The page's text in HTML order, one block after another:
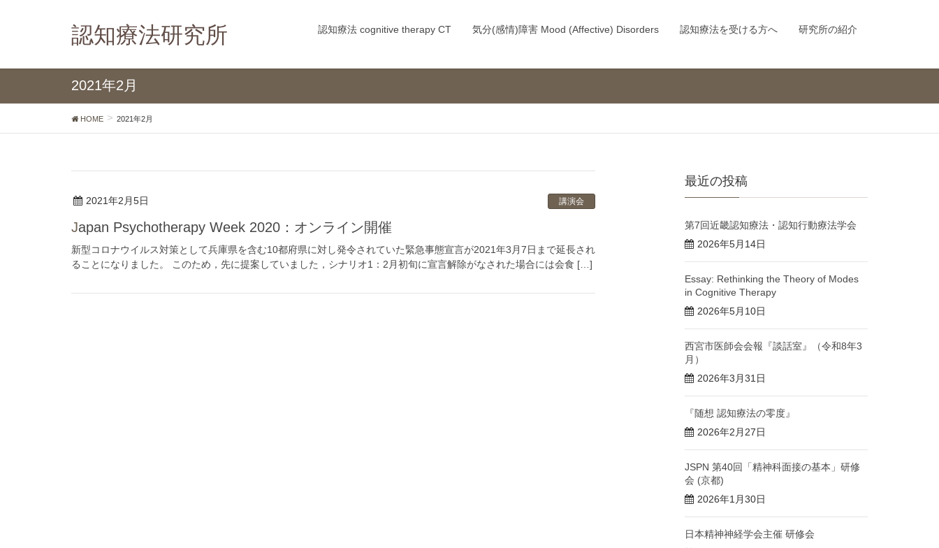
認知療法研究所 認知療法 cognitive therapy CT 気分(感情)障害 Mood (Affective) Disorders 認知療法を受ける方へ 研究所の紹介
2021年2月
HOME 2021年2月
2021年2月5日 講演会
Japan Psychotherapy Week 2020：オンライン開催
新型コロナウイルス対策として兵庫県を含む10都府県に対し発令されていた緊急事態宣言が2021年3月7日まで延長され
ることになりました。 このため，先に提案していました，シナリオ1：2月初旬に宣言解除がなされた場合には会食 […]
最近の投稿
第7回近畿認知療法・認知行動療法学会
2026年5月14日
Essay: Rethinking the Theory of Modes
in Cognitive Therapy
2026年5月10日
西宮市医師会会報『談話室』（令和8年3
月）
2026年3月31日
『随想 認知療法の零度』
2026年2月27日
JSPN 第40回「精神科面接の基本」研修
会 (京都)
2026年1月30日
日本精神神経学会主催 研修会